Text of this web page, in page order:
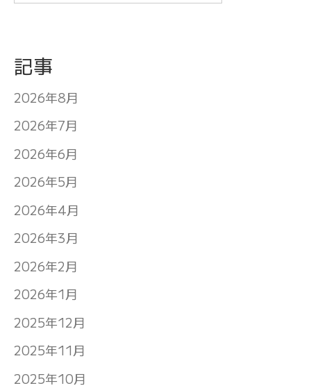
記事
2026年8月
2026年7月
2026年6月
2026年5月
2026年4月
2026年3月
2026年2月
2026年1月
2025年12月
2025年11月
2025年10月